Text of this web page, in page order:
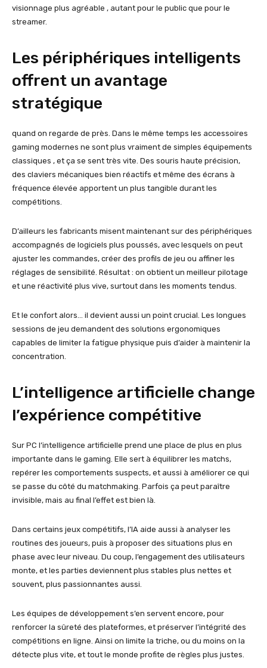
visionnage plus agréable , autant pour le public que pour le
streamer.
Les périphériques intelligents
offrent un avantage
stratégique
quand on regarde de près. Dans le même temps les accessoires
gaming modernes ne sont plus vraiment de simples équipements
classiques , et ça se sent très vite. Des souris haute précision,
des claviers mécaniques bien réactifs et même des écrans à
fréquence élevée apportent un plus tangible durant les
compétitions.
D’ailleurs les fabricants misent maintenant sur des périphériques
accompagnés de logiciels plus poussés, avec lesquels on peut
ajuster les commandes, créer des profils de jeu ou affiner les
réglages de sensibilité. Résultat : on obtient un meilleur pilotage
et une réactivité plus vive, surtout dans les moments tendus.
Et le confort alors… il devient aussi un point crucial. Les longues
sessions de jeu demandent des solutions ergonomiques
capables de limiter la fatigue physique puis d’aider à maintenir la
concentration.
L’intelligence artificielle change
l’expérience compétitive
Sur PC l’intelligence artificielle prend une place de plus en plus
importante dans le gaming. Elle sert à équilibrer les matchs,
repérer les comportements suspects, et aussi à améliorer ce qui
se passe du côté du matchmaking. Parfois ça peut paraître
invisible, mais au final l’effet est bien là.
Dans certains jeux compétitifs, l’IA aide aussi à analyser les
routines des joueurs, puis à proposer des situations plus en
phase avec leur niveau. Du coup, l’engagement des utilisateurs
monte, et les parties deviennent plus stables plus nettes et
souvent, plus passionnantes aussi.
Les équipes de développement s’en servent encore, pour
renforcer la sûreté des plateformes, et préserver l’intégrité des
compétitions en ligne. Ainsi on limite la triche, ou du moins on la
détecte plus vite, et tout le monde profite de règles plus justes.